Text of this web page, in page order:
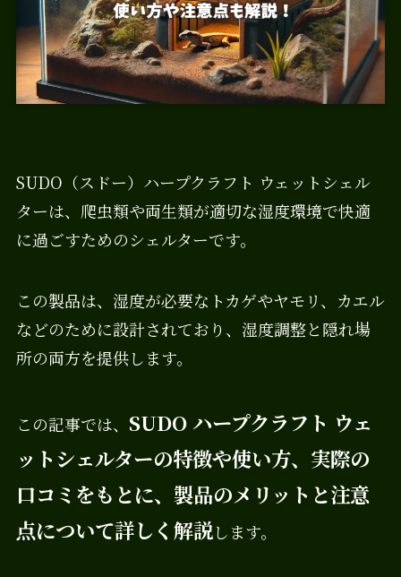
SUDO（スドー）ハープクラフト ウェットシェル
ターは、爬虫類や両生類が適切な湿度環境で快適
に過ごすためのシェルターです。
この製品は、湿度が必要なトカゲやヤモリ、カエル
などのために設計されており、湿度調整と隠れ場
所の両方を提供します。
この記事では、 SUDO ハープクラフト ウェ
ットシェルターの特徴や使い方、実際の
口コミをもとに、製品のメリットと注意
点について詳しく解説します。